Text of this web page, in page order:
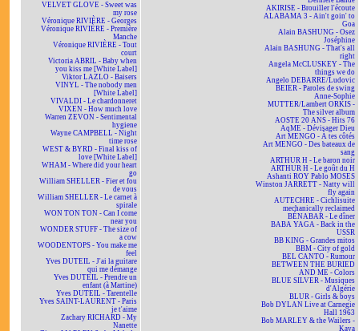
VELVET GLOVE - Sweet was
my rose
Véronique RIVIÈRE - Georges
Véronique RIVIÈRE - Première
Manche
Véronique RIVIÈRE - Tout
court
Victoria ABRIL - Baby when
you kiss me [White Label]
Viktor LAZLO - Baisers
VINYL - The nobody men
[White Label]
VIVALDI - Le chardonneret
VIXEN - How much love
Warren ZEVON - Sentimental
hygiene
Wayne CAMPBELL - Night
time rose
WEST & BYRD - Final kiss of
love [White Label]
WHAM - Where did your heart
go
William SHELLER - Fier et fou
de vous
William SHELLER - Le carnet à
spirale
WON TON TON - Can I come
near you
WONDER STUFF - The size of
a cow
WOODENTOPS - You make me
feel
Yves DUTEIL - J'ai la guitare
qui me démange
Yves DUTEIL - Prendre un
enfant (à Martine)
Yves DUTEIL - Tarentelle
Yves SAINT-LAURENT - Paris
je t'aime
Zachary RICHARD - My
Nanette
AKIRISE - Brouiller l'écoute
ALABAMA 3 - Ain't goin' to
Goa
Alain BASHUNG - Osez
Joséphine
Alain BASHUNG - That's all
right
Angela McCLUSKEY - The
things we do
Angelo DEBARRE/Ludovic
BEIER - Paroles de swing
Anne-Sophie
MUTTER/Lambert ORKIS -
The silver album
AOSTE 20 ANS - Hits 76
AqME - Dévisager Dieu
Art MENGO - À tes côtés
Art MENGO - Des bateaux de
sang
ARTHUR H - Le baron noir
ARTHUR H - Le goût du H
Ashanti ROY Pablo MOSES
Winston JARRETT - Natty will
fly again
AUTECHRE - Cichlisuite
mechanically reclaimed
BÉNABAR - Le dîner
BABA YAGA - Back in the
USSR
BB KING - Grandes mitos
BBM - City of gold
BEL CANTO - Rumour
BETWEEN THE BURIED
AND ME - Colors
BLUE SILVER - Musiques
d'Algérie
BLUR - Girls & boys
Bob DYLAN Live at Carnegie
Hall 1963
Bob MARLEY & the Wailers -
Kaya